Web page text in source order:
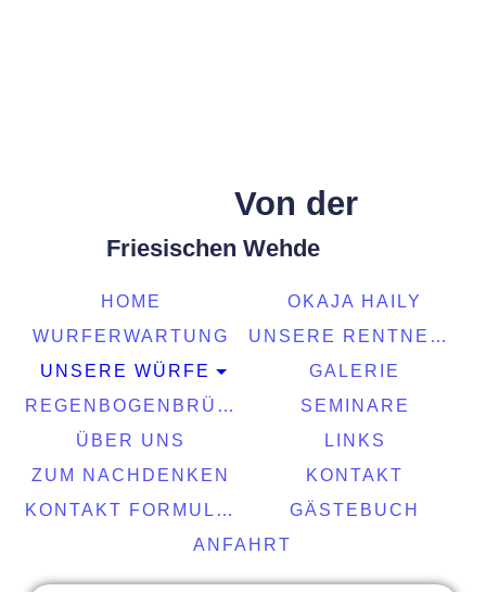
Von der
Friesischen Wehde
HOME
OKAJA HAILY
WURFERWARTUNG
UNSERE RENTNER
UNSERE WÜRFE
GALERIE
REGENBOGENBRÜCKE
SEMINARE
ÜBER UNS
LINKS
ZUM NACHDENKEN
KONTAKT
KONTAKT FORMULAR
GÄSTEBUCH
ANFAHRT